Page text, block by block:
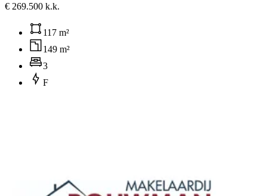
€ 269.500 k.k.
117 m²
149 m²
3
F